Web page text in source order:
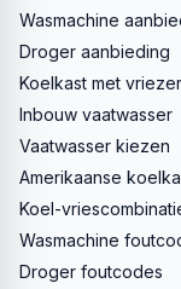
Wasmachine
Droger aanbieding
Koelkast met vriezer
Inbouw vaatwasser
Vaatwasser kiezen
Amerikaanse
Koel-
Wasmachine
Droger foutcodes